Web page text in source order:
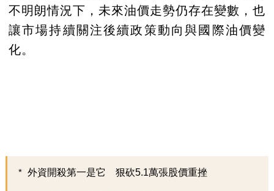
不明朗情況下，未來油價走勢仍存在變數，也
讓市場持續關注後續政策動向與國際油價變
化。
外資開殺第一是它 狠砍5.1萬張股價重挫